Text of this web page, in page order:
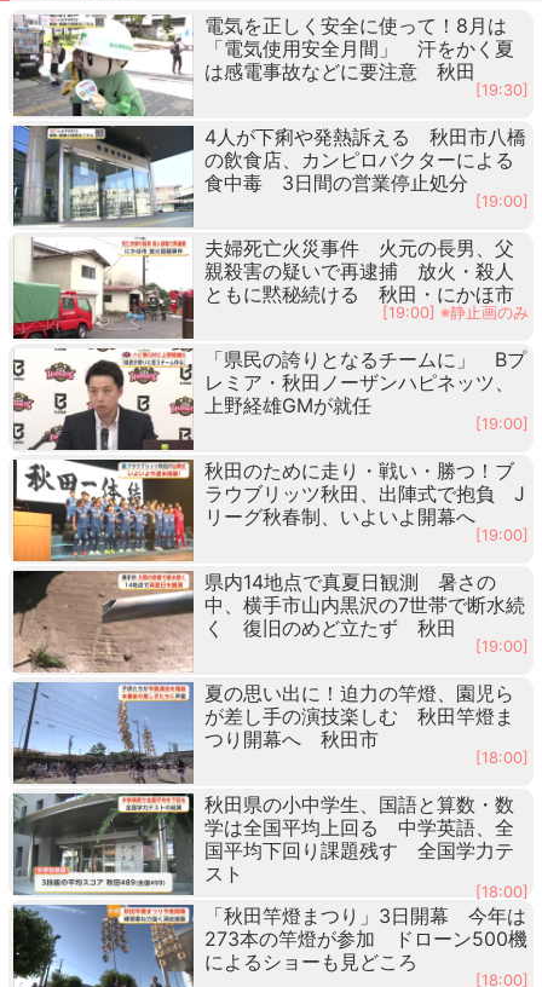
電気を正しく安全に使って！8月は
「電気使用安全月間」 汗をかく夏
は感電事故などに要注意 秋田
[19:30]
4人が下痢や発熱訴える 秋田市八橋
の飲食店、カンピロバクターによる
食中毒 3日間の営業停止処分
[19:00]
夫婦死亡火災事件 火元の長男、父
親殺害の疑いで再逮捕 放火・殺人
ともに黙秘続ける 秋田・にかほ市
[19:00] ※静止画のみ
「県民の誇りとなるチームに」 Bプ
レミア・秋田ノーザンハピネッツ、
上野経雄GMが就任
[19:00]
秋田のために走り・戦い・勝つ！ブ
ラウブリッツ秋田、出陣式で抱負 J
リーグ秋春制、いよいよ開幕へ
[19:00]
県内14地点で真夏日観測 暑さの
中、横手市山内黒沢の7世帯で断水続
く 復旧のめど立たず 秋田
[19:00]
夏の思い出に！迫力の竿燈、園児ら
が差し手の演技楽しむ 秋田竿燈ま
つり開幕へ 秋田市
[18:00]
秋田県の小中学生、国語と算数・数
学は全国平均上回る 中学英語、全
国平均下回り課題残す 全国学力テ
スト
[18:00]
「秋田竿燈まつり」3日開幕 今年は
273本の竿燈が参加 ドローン500機
によるショーも見どころ
[18:00]